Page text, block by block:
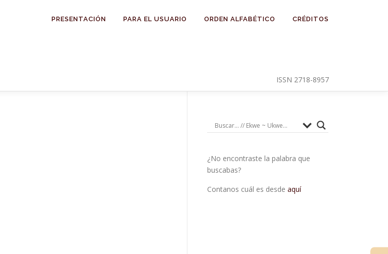
PRESENTACIÓN PARA EL USUARIO ORDEN ALFABÉTICO CRÉDITOS
ISSN 2718-8957
¿No encontraste la palabra que
buscabas?
Contanos cuál es desde aquí